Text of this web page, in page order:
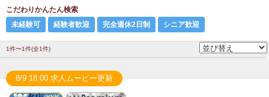
こだわりかんたん検索
未経験可
経験者歓迎 完全週休2日制 シニア歓迎
1件〜1件(全1件)
8/9 18:00 求人ムービー更新